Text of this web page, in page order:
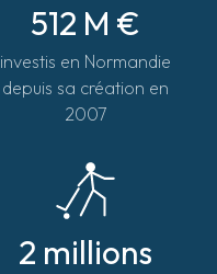
512 M €
investis en Normandie
depuis sa création en
2007
2 millions